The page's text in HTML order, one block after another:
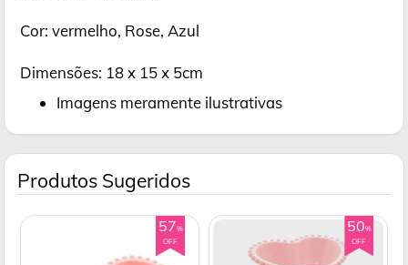
Cor: vermelho, Rose, Azul
Dimensões: 18 x 15 x 5cm
Imagens meramente ilustrativas
Produtos Sugeridos
57%
OFF
50%
OFF